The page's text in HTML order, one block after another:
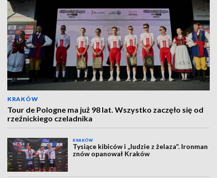
KRAKÓW
Tour de Pologne ma już 98 lat. Wszystko zaczęło się od
rzeźnickiego czeladnika
KRAKÓW
Tysiące kibiców i „ludzie z żelaza”. Ironman
znów opanował Kraków